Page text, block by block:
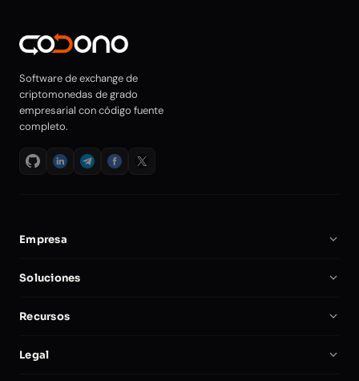
Software de exchange de
criptomonedas de grado
empresarial con código fuente
completo.
Empresa
Sobre Nosotros
Socios
Comparar
Soluciones
Software de Exchange de Cripto
Script de Exchange Cripto
Recursos
Documentación
Legal